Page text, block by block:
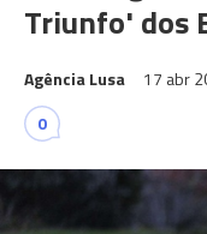
Triunfo' dos
Agência Lusa 17 abr
0